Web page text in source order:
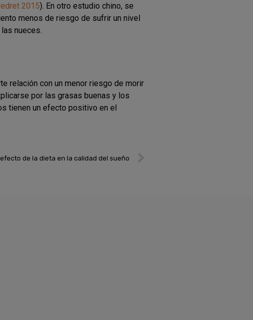
2015). En otro estudio chino, se
menos de riesgo de sufrir un nivel
nueces.
relación con un menor riesgo de morir
por las grasas buenas y los
tienen un efecto positivo en el
de la dieta en la calidad del sueño